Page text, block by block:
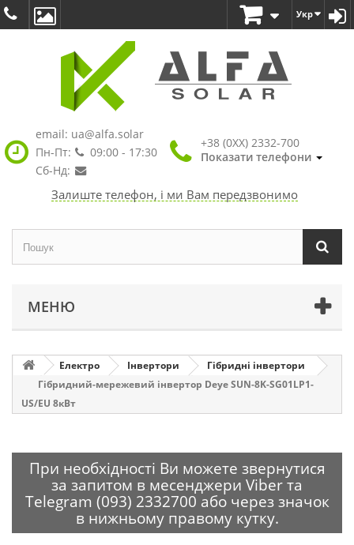
Укр
email: ua@alfa.solar
Пн-Пт:
09:00 - 17:30
Сб-Нд:
+38 (0XX) 2332-700
Показати телефони
Залиште телефон, і ми Вам передзвонимо
МЕНЮ
Електро Інвертори
Гібридні інвертори
Гібридний-мережевий інвертор Deye SUN-8K-SG01LP1-
US/EU 8кВт
При необхідності Ви можете звернутися
за запитом в месенджери Viber та
Telegram (093) 2332700 або через значок
в нижньому правому кутку.